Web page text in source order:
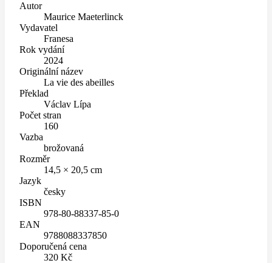
Autor
Maurice Maeterlinck
Vydavatel
Franesa
Rok vydání
2024
Originální název
La vie des abeilles
Překlad
Václav Lípa
Počet stran
160
Vazba
brožovaná
Rozměr
14,5 × 20,5 cm
Jazyk
česky
ISBN
978-80-88337-85-0
EAN
9788088337850
Doporučená cena
320 Kč